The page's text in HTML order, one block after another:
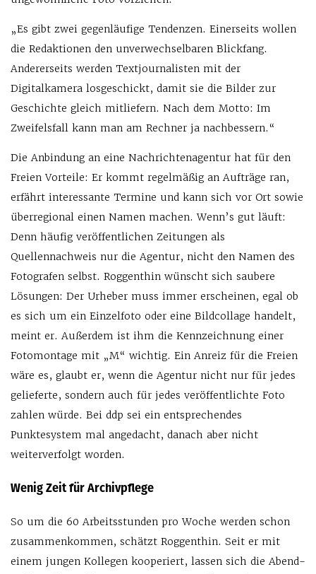
„Es gibt zwei gegenläufige Tendenzen. Einerseits wollen
die Redaktionen den unverwechselbaren Blickfang.
Andererseits werden Textjournalisten mit der
Digitalkamera losgeschickt, damit sie die Bilder zur
Geschichte gleich mitliefern. Nach dem Motto: Im
Zweifelsfall kann man am Rechner ja nachbessern.“
Die Anbindung an eine Nachrichtenagentur hat für den
Freien Vorteile: Er kommt regelmäßig an Aufträge ran,
erfährt interessante Termine und kann sich vor Ort sowie
überregional einen Namen machen. Wenn’s gut läuft:
Denn häufig veröffentlichen Zeitungen als
Quellennachweis nur die Agentur, nicht den Namen des
Fotografen selbst. Roggenthin wünscht sich saubere
Lösungen: Der Urheber muss immer erscheinen, egal ob
es sich um ein Einzelfoto oder eine Bildcollage handelt,
meint er. Außerdem ist ihm die Kennzeichnung einer
Fotomontage mit „M“ wichtig. Ein Anreiz für die Freien
wäre es, glaubt er, wenn die Agentur nicht nur für jedes
gelieferte, sondern auch für jedes veröffentlichte Foto
zahlen würde. Bei ddp sei ein entsprechendes
Punktesystem mal angedacht, danach aber nicht
weiterverfolgt worden.
Wenig Zeit für Archivpflege
So um die 60 Arbeitsstunden pro Woche werden schon
zusammenkommen, schätzt Roggenthin. Seit er mit
einem jungen Kollegen kooperiert, lassen sich die Abend-